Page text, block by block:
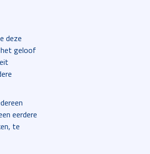
deze
het geloof
eerdere
te